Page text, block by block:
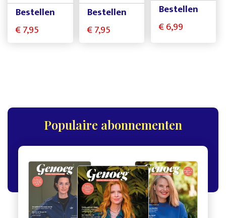
Bestellen
€ 7,95
Bestellen
€ 7,95
Bestellen
€ 6,99
Populaire abonnementen
,,